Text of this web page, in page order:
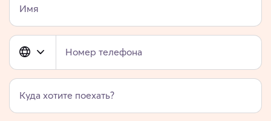
Имя
Номер телефона
Куда хотите поехать?